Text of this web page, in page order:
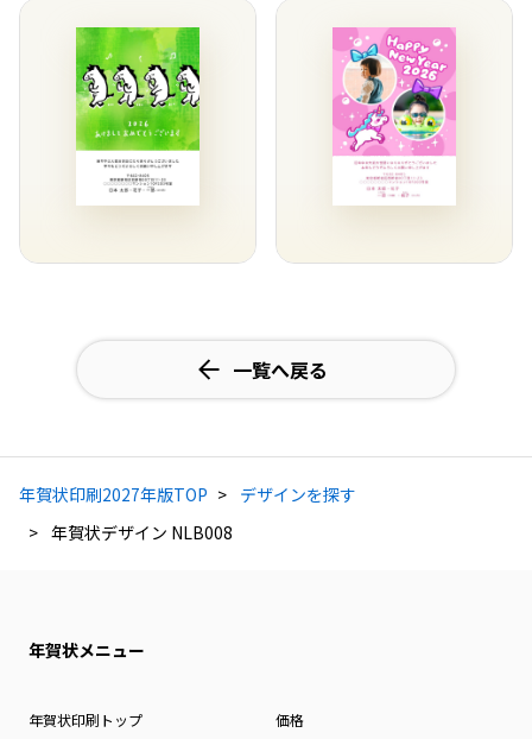
一覧へ戻る
年賀状印刷2027年版TOP
デザインを探す
年賀状デザイン NLB008
年賀状メニュー
年賀状印刷トップ 価格